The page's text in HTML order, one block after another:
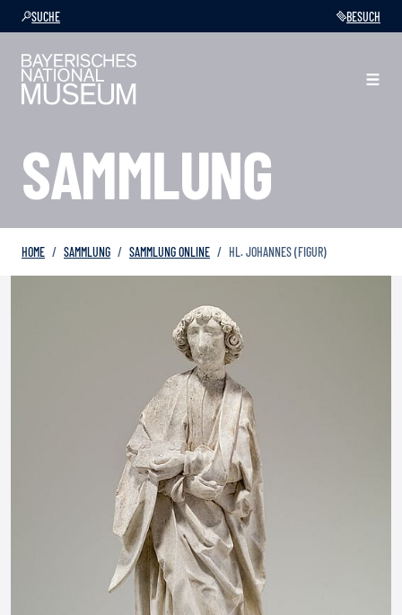
SUCHE BESUCH
SAMMLUNG
HOME SAMMLUNG SAMMLUNG ONLINE HL. JOHANNES (FIGUR)